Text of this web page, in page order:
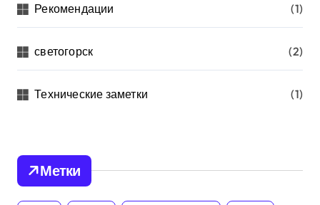
Рекомендации (1)
светогорск (2)
Технические заметки (1)
Метки